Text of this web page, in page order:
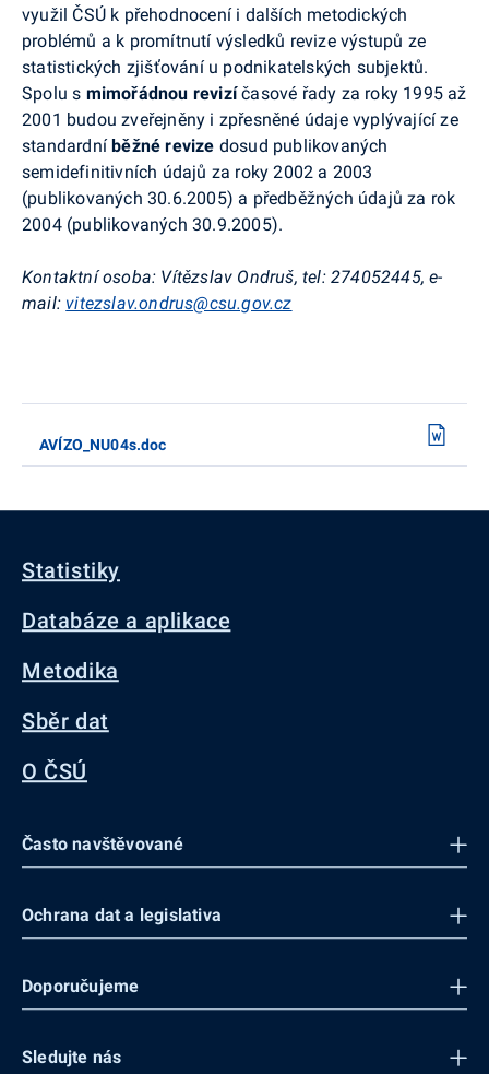
využil ČSÚ k přehodnocení i dalších metodických
problémů a k promítnutí výsledků revize výstupů ze
statistických zjišťování u podnikatelských subjektů.
Spolu s mimořádnou revizíčasové řady za roky 1995 až
2001 budou zveřejněny i zpřesněné údaje vyplývající ze
standardníběžné revize dosud publikovaných
semidefinitivních údajů za roky 2002 a 2003
(publikovaných 30.6.2005) a předběžných údajů za rok
2004 (publikovaných 30.9.2005).
Kontaktní osoba: Vítězslav Ondruš, tel: 274052445, e-
mail: vitezslav.ondrus@csu.gov.cz
AVÍZO_NU04s.doc
Statistiky
Databáze a aplikace
Metodika
Sběr dat
O ČSÚ
Často navštěvované
Ochrana dat a legislativa
Doporučujeme
Sledujte nás